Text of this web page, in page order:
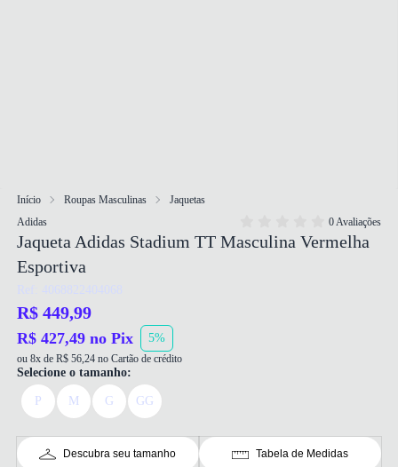
Início Roupas Masculinas
Jaquetas
Adidas
0 Avaliações
Jaqueta Adidas Stadium TT Masculina Vermelha
Esportiva
Ref: 4068822404068
R$ 449,99
R$ 427,49 no Pix 5%
ou 8x de R$ 56,24 no Cartão de crédito
Selecione o tamanho:
P M G GG
Descubra seu tamanho Tabela de Medidas